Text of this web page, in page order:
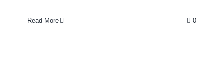
Read More 0